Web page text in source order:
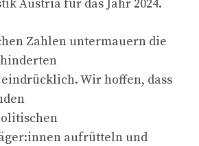
Austria für das Jahr 2024.
Zahlen untermauern die
Wir hoffen, dass
aufrütteln und